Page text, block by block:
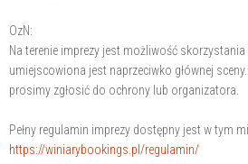
OzN:
Na terenie imprezy jest możliwość
umiejscowiona jest naprzeciwko głównej
prosimy zgłosić do ochrony lub organizatora.
Pełny regulamin imprezy dostępny jest w tym
https://winiarybookings.pl/regulamin/